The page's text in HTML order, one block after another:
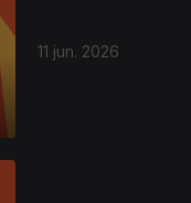
11 jun. 2026